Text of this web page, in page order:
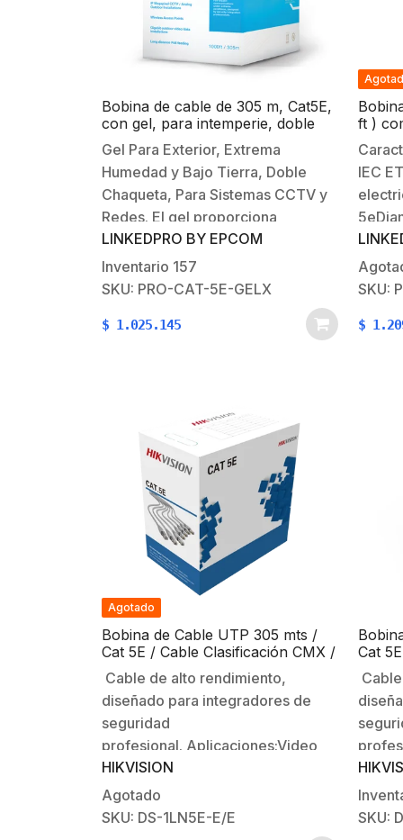
Bobina de cable de 305 m, Cat5E,
con gel, para intemperie, doble
forro extrema humedad, bajo
tierra, UL, color negro para
aplicaciones en CCTV, y redes de
alta velocidad.
Gel Para Exterior, Extrema
Humedad y Bajo Tierra, Doble
Chaqueta, Para Sistemas CCTV y
Redes. El gel proporciona
excelente protección en
condiciones bajo humedad y
agua. Caracteristicas: CCTV IP
Megapixel / Instalaciones de video
análogo / Redes locales de alta
LINKEDPRO BY EPCOM
Inventario 157
SKU: PRO-CAT-5E-GELX
$ 1.025.145
ft )
cable
IEC
2/16
SKU:
$
Agotado
Bobina de Cable UTP 305 mts /
Cat 5E / Cable Clasificación CMX /
Color Gris
Cable de alto rendimiento,
diseñado para integradores de
seguridad
profesional. Aplicaciones:Video
vigilancia (Analogo, HD-TVI, IP
Megapixel)Redes
Voz/Datos/Video.Aplicaciones
Power Over Ethernet IEEE 802.3af
HIKVISION
Agotado
SKU: DS-1LN5E-E/E
Cat
Color
Voz/
SKU: